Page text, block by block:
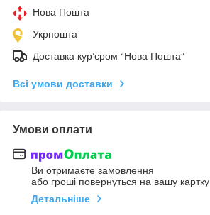
Нова Пошта
Укрпошта
Доставка кур’єром “Нова Пошта”
Всі умови доставки
Умови оплати
Ви отримаєте замовлення
або гроші повернуться на вашу картку
Детальніше